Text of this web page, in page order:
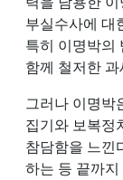
부실수사에 대
특히 이명박의
함께 철저한
그러나 이명박
집기와 보복정
참담함을 느낀
하는 등 끝까